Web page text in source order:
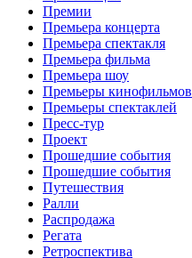
Премии
Премьера концерта
Премьера спектакля
Премьера фильма
Премьера шоу
Премьеры кинофильмов
Премьеры спектаклей
Пресс-тур
Проект
Прошедшие события
Прошедшие события
Путешествия
Ралли
Распродажа
Регата
Ретроспектива